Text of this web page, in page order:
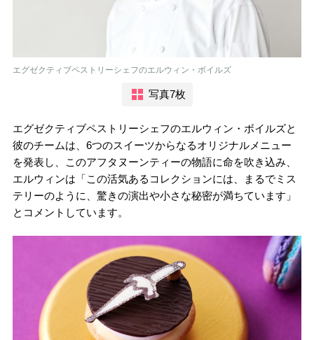
エグゼクティブペストリーシェフのエルウィン・ボイルズ
写真7枚
エグゼクティブペストリーシェフのエルウィン・ボイルズと
彼のチームは、6つのスイーツからなるオリジナルメニュー
を発表し、このアフタヌーンティーの物語に命を吹き込み、
エルウィンは「この活気あるコレクションには、まるでミス
テリーのように、驚きの演出や小さな秘密が満ちています」
とコメントしています。